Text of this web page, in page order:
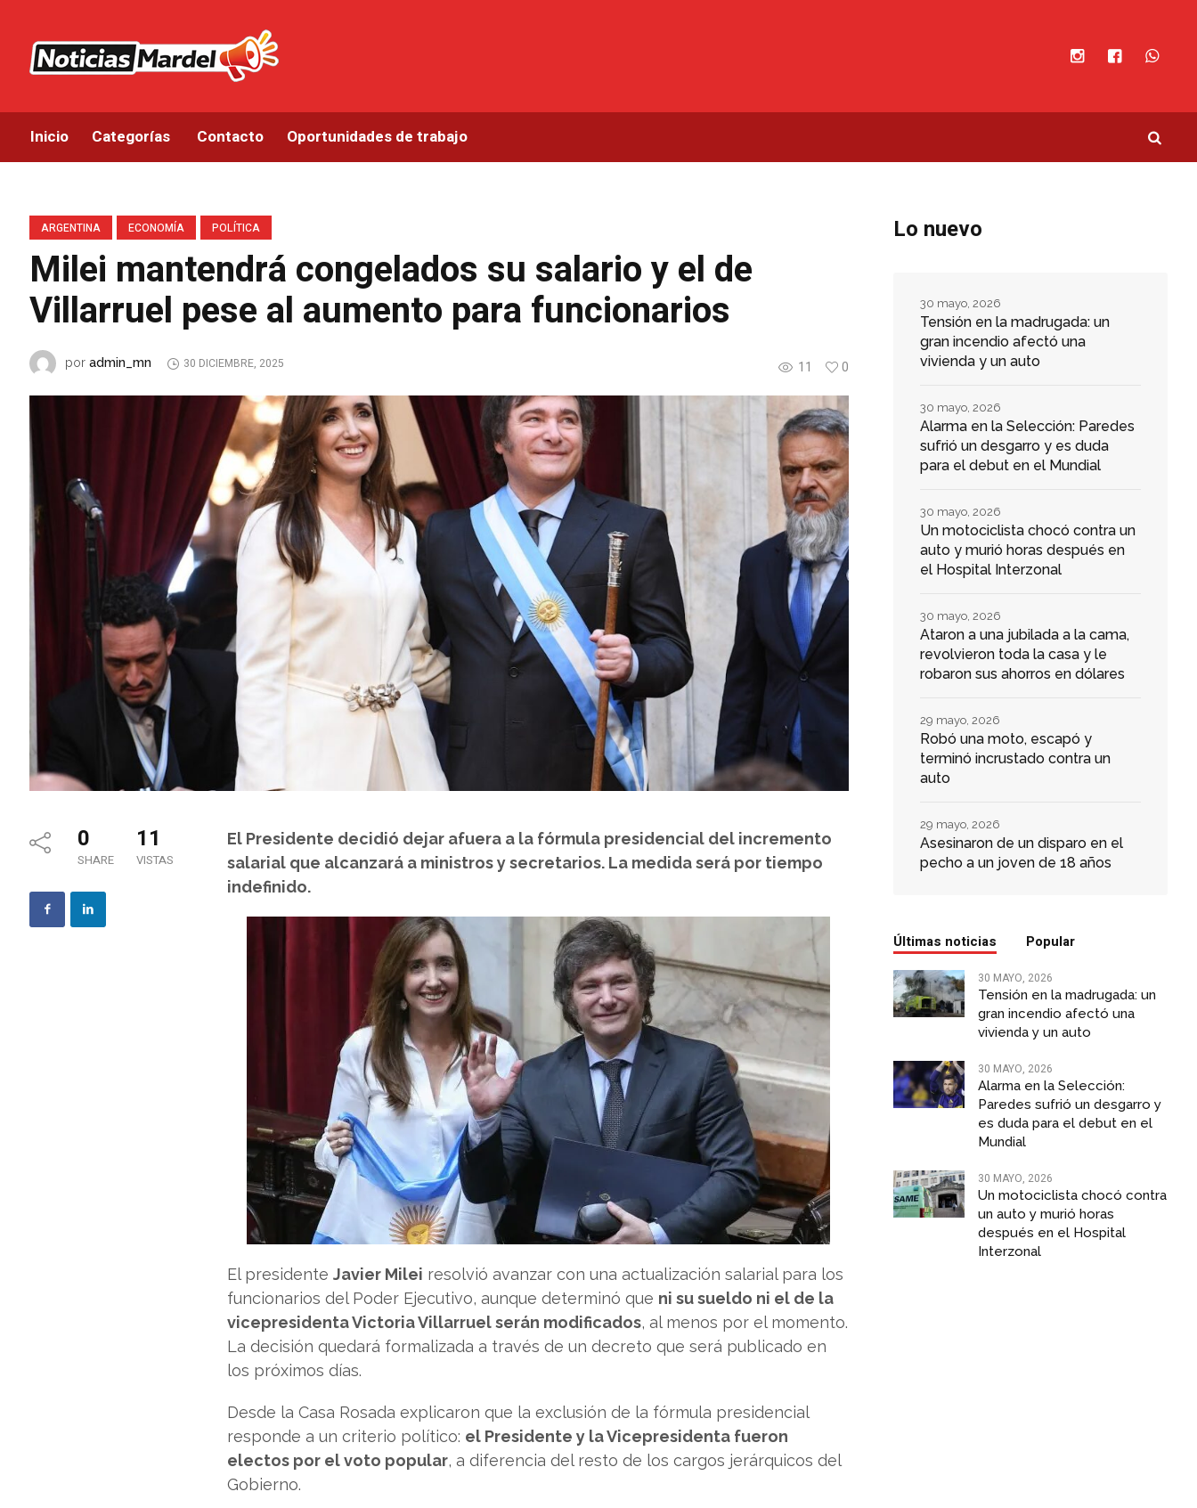
Inicio Categorías Contacto Oportunidades de trabajo
ARGENTINA ECONOMÍA POLÍTICA
Milei mantendrá congelados su salario y el de
Villarruel pese al aumento para funcionarios
11 0
poradmin_mn 30 DICIEMBRE, 2025
0
SHARE
11
VISTAS
El Presidente decidió dejar afuera a la fórmula presidencial del incremento
salarial que alcanzará a ministros y secretarios. La medida será por tiempo
indefinido.
El presidenteJavier Milei resolvió avanzar con una actualización salarial para los
funcionarios del Poder Ejecutivo, aunque determinó que ni su sueldo ni el de la
vicepresidenta Victoria Villarruel serán modificados, al menos por el momento.
La decisión quedará formalizada a través de un decreto que será publicado en
los próximos días.
Desde la Casa Rosada explicaron que la exclusión de la fórmula presidencial
responde a un criterio político: el Presidente y la Vicepresidenta fueron
electos por el voto popular, a diferencia del resto de los cargos jerárquicos del
Gobierno.
Lo nuevo
Tensión en la madrugada: un
gran incendio afectó una
vivienda y un auto
30 mayo, 2026
Alarma en la Selección: Paredes
sufrió un desgarro y es duda
para el debut en el Mundial
30 mayo, 2026
Un motociclista chocó contra un
auto y murió horas después en
el Hospital Interzonal
30 mayo, 2026
Ataron a una jubilada a la cama,
revolvieron toda la casa y le
robaron sus ahorros en dólares
30 mayo, 2026
Robó una moto, escapó y
terminó incrustado contra un
auto
29 mayo, 2026
Asesinaron de un disparo en el
pecho a un joven de 18 años
29 mayo, 2026
Últimas noticias Popular
30 MAYO, 2026
Tensión en la madrugada: un
gran incendio afectó una
vivienda y un auto
30 MAYO, 2026
Alarma en la Selección:
Paredes sufrió un desgarro y
es duda para el debut en el
Mundial
30 MAYO, 2026
Un motociclista chocó contra
un auto y murió horas
después en el Hospital
Interzonal